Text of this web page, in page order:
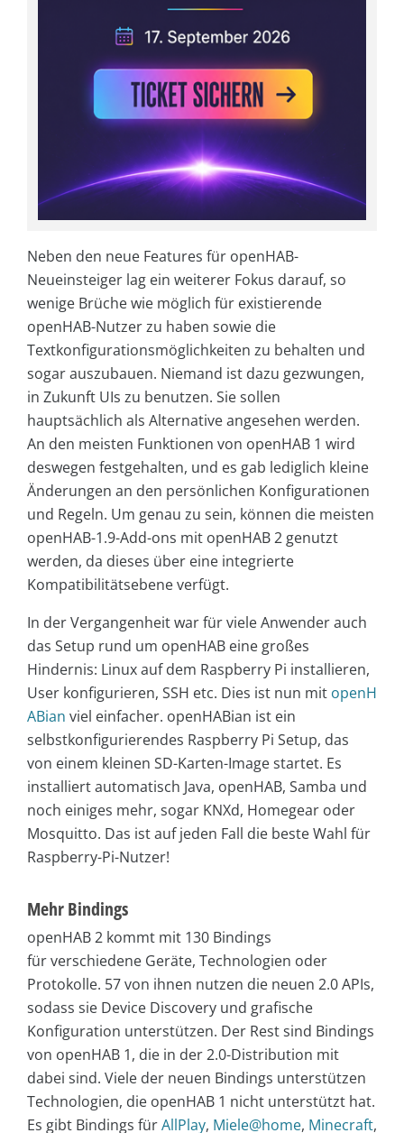
Neben den neue Features für openHAB-
Neueinsteiger lag ein weiterer Fokus darauf, so
wenige Brüche wie möglich für existierende
openHAB-Nutzer zu haben sowie die
Textkonfigurationsmöglichkeiten zu behalten und
sogar auszubauen. Niemand ist dazu gezwungen,
in Zukunft UIs zu benutzen. Sie sollen
hauptsächlich als Alternative angesehen werden.
An den meisten Funktionen von openHAB 1 wird
deswegen festgehalten, und es gab lediglich kleine
Änderungen an den persönlichen Konfigurationen
und Regeln. Um genau zu sein, können die meisten
openHAB-1.9-Add-ons mit openHAB 2 genutzt
werden, da dieses über eine integrierte
Kompatibilitätsebene verfügt.
In der Vergangenheit war für viele Anwender auch
das Setup rund um openHAB eine großes
Hindernis: Linux auf dem Raspberry Pi installieren,
User konfigurieren, SSH etc. Dies ist nun mit openH
ABian viel einfacher. openHABian ist ein
selbstkonfigurierendes Raspberry Pi Setup, das
von einem kleinen SD-Karten-Image startet. Es
installiert automatisch Java, openHAB, Samba und
noch einiges mehr, sogar KNXd, Homegear oder
Mosquitto. Das ist auf jeden Fall die beste Wahl für
Raspberry-Pi-Nutzer!
Mehr Bindings
openHAB 2 kommt mit 130 Bindings
für verschiedene Geräte, Technologien oder
Protokolle. 57 von ihnen nutzen die neuen 2.0 APIs,
sodass sie Device Discovery und grafische
Konfiguration unterstützen. Der Rest sind Bindings
von openHAB 1, die in der 2.0-Distribution mit
dabei sind. Viele der neuen Bindings unterstützen
Technologien, die openHAB 1 nicht unterstützt hat.
Es gibt Bindings fürAllPlay, Miele@home, Minecraft,